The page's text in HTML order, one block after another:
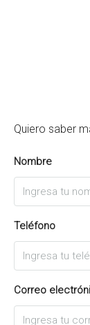
Quiero saber
Nombre
Teléfono
Correo